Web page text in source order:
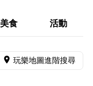
美食 活動
玩樂地圖進階搜尋